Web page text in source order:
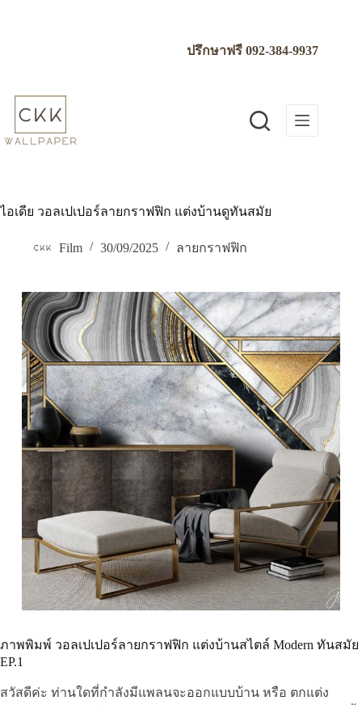
ปรึกษาฟรี092-384-9937
ไอเดีย วอลเปเปอร์ลายกราฟฟิก แต่งบ้านดูทันสมัย
Film 30/09/2025 ลายกราฟฟิก
ภาพพิมพ์ วอลเปเปอร์ลายกราฟฟิก แต่งบ้านสไตล์ Modern ทันสมัย
EP.1
สวัสดีค่ะ ท่านใดที่กำลังมีแพลนจะออกแบบบ้าน หรือ ตกแต่ง